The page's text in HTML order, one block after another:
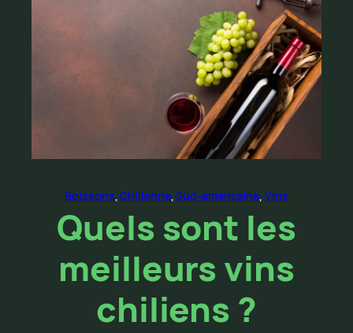
Boissons, Chilienne, Sud-américaine, Vins
Quels sont les
meilleurs vins
chiliens ?